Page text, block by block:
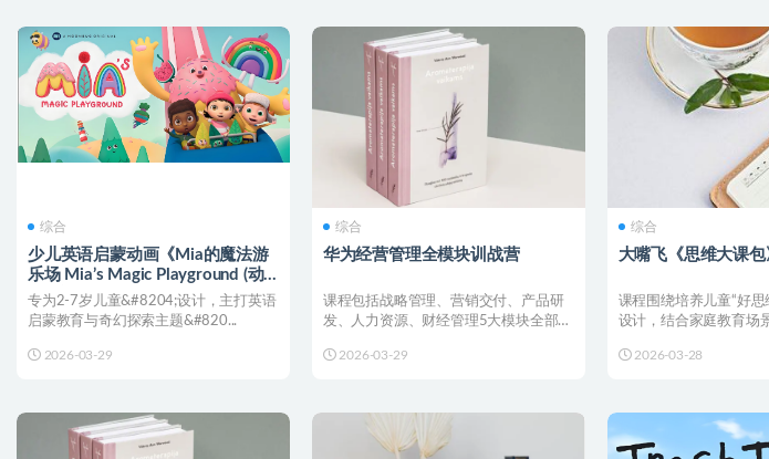
综合
少儿英语启蒙动画《Mia的魔法游
乐场 Mia’s Magic Playground (动
画+台词本) 》
专为2-7岁儿童&#8204;设计，主打英语
启蒙教育与奇幻探索主题&#820...
2026-03-29
综合
华为经营管理全模块训战营
课程包括战略管理、营销交付、产品研
发、人力资源、财经管理5大模块全部课
2026-03-29
综合
大嘴飞《思维大课包
课程围绕培养儿童“好思
设计，结合家庭教育场
2026-03-28